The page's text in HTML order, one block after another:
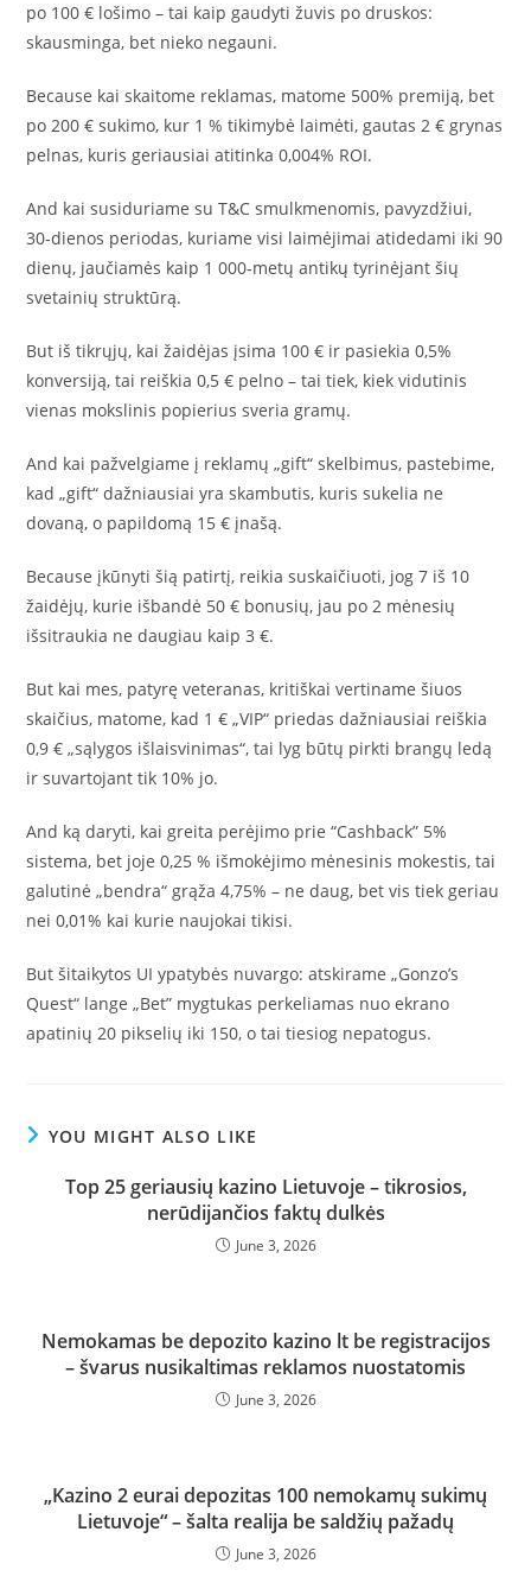
po 100 € lošimo – tai kaip gaudyti žuvis po druskos:
skausminga, bet nieko negauni.
Because kai skaitome reklamas, matome 500% premiją, bet
po 200 € sukimo, kur 1 % tikimybė laimėti, gautas 2 € grynas
pelnas, kuris geriausiai atitinka 0,004% ROI.
And kai susiduriame su T&C smulkmenomis, pavyzdžiui,
30‑dienos periodas, kuriame visi laimėjimai atidedami iki 90
dienų, jaučiamės kaip 1 000‑metų antikų tyrinėjant šių
svetainių struktūrą.
But iš tikrųjų, kai žaidėjas įsima 100 € ir pasiekia 0,5%
konversiją, tai reiškia 0,5 € pelno – tai tiek, kiek vidutinis
vienas mokslinis popierius sveria gramų.
And kai pažvelgiame į reklamų „gift“ skelbimus, pastebime,
kad „gift“ dažniausiai yra skambutis, kuris sukelia ne
dovaną, o papildomą 15 € įnašą.
Because įkūnyti šią patirtį, reikia suskaičiuoti, jog 7 iš 10
žaidėjų, kurie išbandė 50 € bonusių, jau po 2 mėnesių
išsitraukia ne daugiau kaip 3 €.
But kai mes, patyrę veteranas, kritiškai vertiname šiuos
skaičius, matome, kad 1 € „VIP“ priedas dažniausiai reiškia
0,9 € „sąlygos išlaisvinimas“, tai lyg būtų pirkti brangų ledą
ir suvartojant tik 10% jo.
And ką daryti, kai greita perėjimo prie “Cashback” 5%
sistema, bet joje 0,25 % išmokėjimo mėnesinis mokestis, tai
galutinė „bendra“ grąža 4,75% – ne daug, bet vis tiek geriau
nei 0,01% kai kurie naujokai tikisi.
But šitaikytos UI ypatybės nuvargo: atskirame „Gonzo’s
Quest“ lange „Bet” mygtukas perkeliamas nuo ekrano
apatinių 20 pikselių iki 150, o tai tiesiog nepatogus.
YOU MIGHT ALSO LIKE
Top 25 geriausių kazino Lietuvoje – tikrosios,
nerūdijančios faktų dulkės
June 3, 2026
Nemokamas be depozito kazino lt be registracijos
– švarus nusikaltimas reklamos nuostatomis
June 3, 2026
„Kazino 2 eurai depozitas 100 nemokamų sukimų
Lietuvoje“ – šalta realija be saldžių pažadų
June 3, 2026